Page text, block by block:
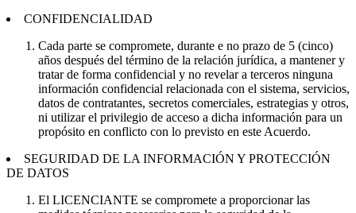
CONFIDENCIALIDAD
Cada parte se compromete, durante e no prazo de 5 (cinco)
años después del término de la relación jurídica, a mantener y
tratar de forma confidencial y no revelar a terceros ninguna
información confidencial relacionada con el sistema, servicios,
datos de contratantes, secretos comerciales, estrategias y otros,
ni utilizar el privilegio de acceso a dicha información para un
propósito en conflicto con lo previsto en este Acuerdo.
SEGURIDAD DE LA INFORMACIÓN Y PROTECCIÓN
DE DATOS
El LICENCIANTE se compromete a proporcionar las